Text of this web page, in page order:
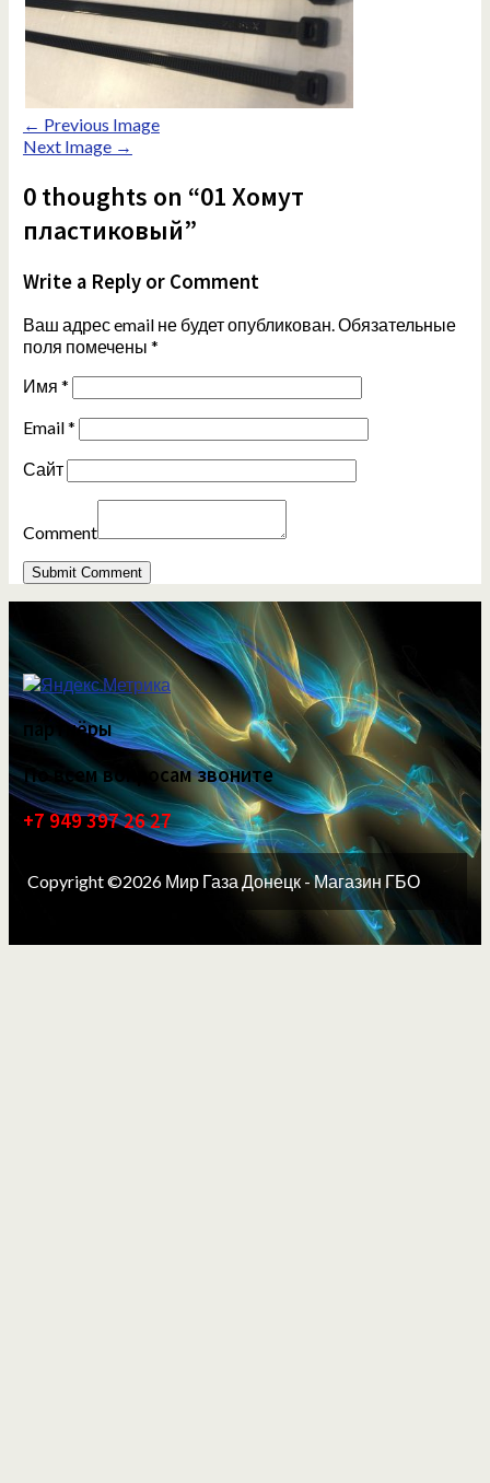
← Previous Image
Next Image →
0 thoughts on “01 Хомут
пластиковый”
Write a Reply or Comment
Ваш адрес email не будет опубликован.Обязательные
поля помечены *
Имя *
Email*
Сайт
Comment
партнёры
По всем вопросам звоните
+7 949 397 26 27
Copyright ©2026 Мир Газа Донецк - Магазин ГБО